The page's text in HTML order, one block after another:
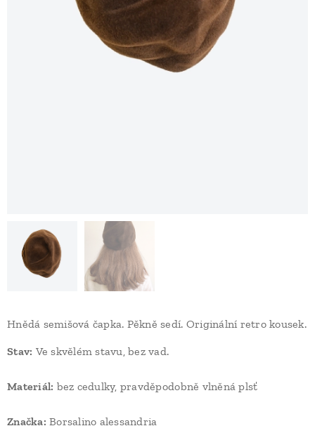
Hnědá semišová čapka. Pěkně sedí. Originální retro kousek.
Stav: Ve skvělém stavu, bez vad.
Materiál: bez cedulky, pravděpodobně vlněná plsť
Značka: Borsalino alessandria